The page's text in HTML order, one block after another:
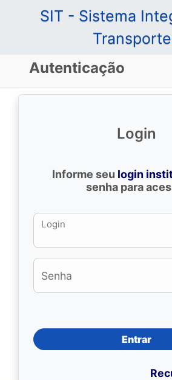
SIT - Sistema
Autenticação
Login
Informe seu login
senha para
Login
Senha
Entrar